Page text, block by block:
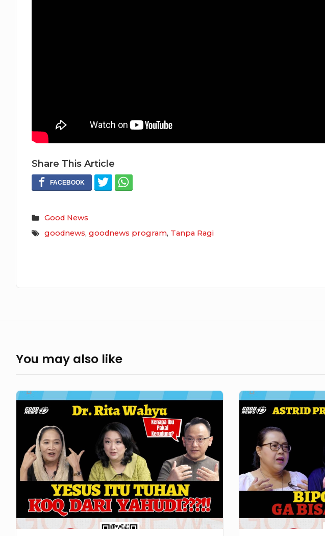
Share This Article
Good News
goodnews,goodnews program, Tanpa Ragi
You may also like
GoodNews
725
RITA
WAHYU
YESUS
GoodNews
660
BIPOLAR
ITU
GA
BISA
SEMBUH!!
BENER